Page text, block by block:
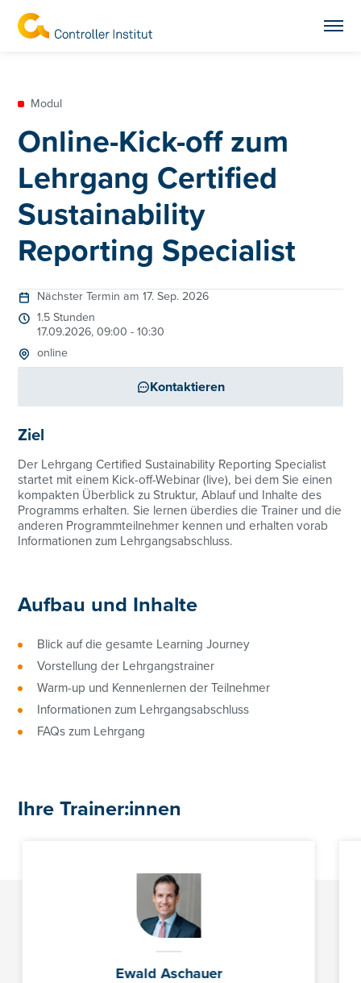
Modul
Online-Kick-off zum
Lehrgang Certified
Sustainability
Reporting Specialist
Ziel
Der Lehrgang Certified Sustainability Reporting Specialist
startet mit einem Kick-off-Webinar (live), bei dem Sie einen
kompakten Überblick zu Struktur, Ablauf und Inhalte des
Programms erhalten. Sie lernen überdies die Trainer und die
anderen Programmteilnehmer kennen und erhalten vorab
Informationen zum Lehrgangsabschluss.
Aufbau und Inhalte
Blick auf die gesamte Learning Journey
Vorstellung der Lehrgangstrainer
Warm-up und Kennenlernen der Teilnehmer
Informationen zum Lehrgangsabschluss
FAQs zum Lehrgang
Ihre Trainer:innen
Ewald Aschauer
Nächster Termin am 17. Sep. 2026
1.5 Stunden
17.09.2026, 09:00 - 10:30
online
Kontaktieren